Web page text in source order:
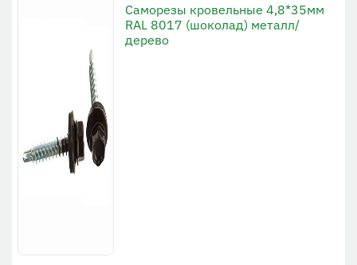
Саморезы кровельные 4,8*35мм
RAL 8017 (шоколад) металл/
дерево